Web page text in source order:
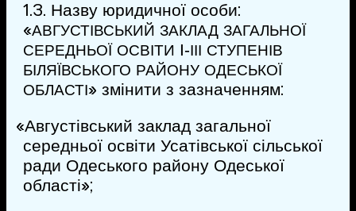
1.3. Назву юридичної особи:
«АВГУСТІВСЬКИЙ ЗАКЛАД ЗАГАЛЬНОЇ
СЕРЕДНЬОЇ ОСВІТИ І‑ІІІ СТУПЕНІВ
БІЛЯЇВСЬКОГО РАЙОНУ ОДЕСЬКОЇ
ОБЛАСТІ» змінити з зазначенням:
«Августівський заклад загальної
середньої освіти Усатівської сільської
ради Одеського району Одеської
області»;